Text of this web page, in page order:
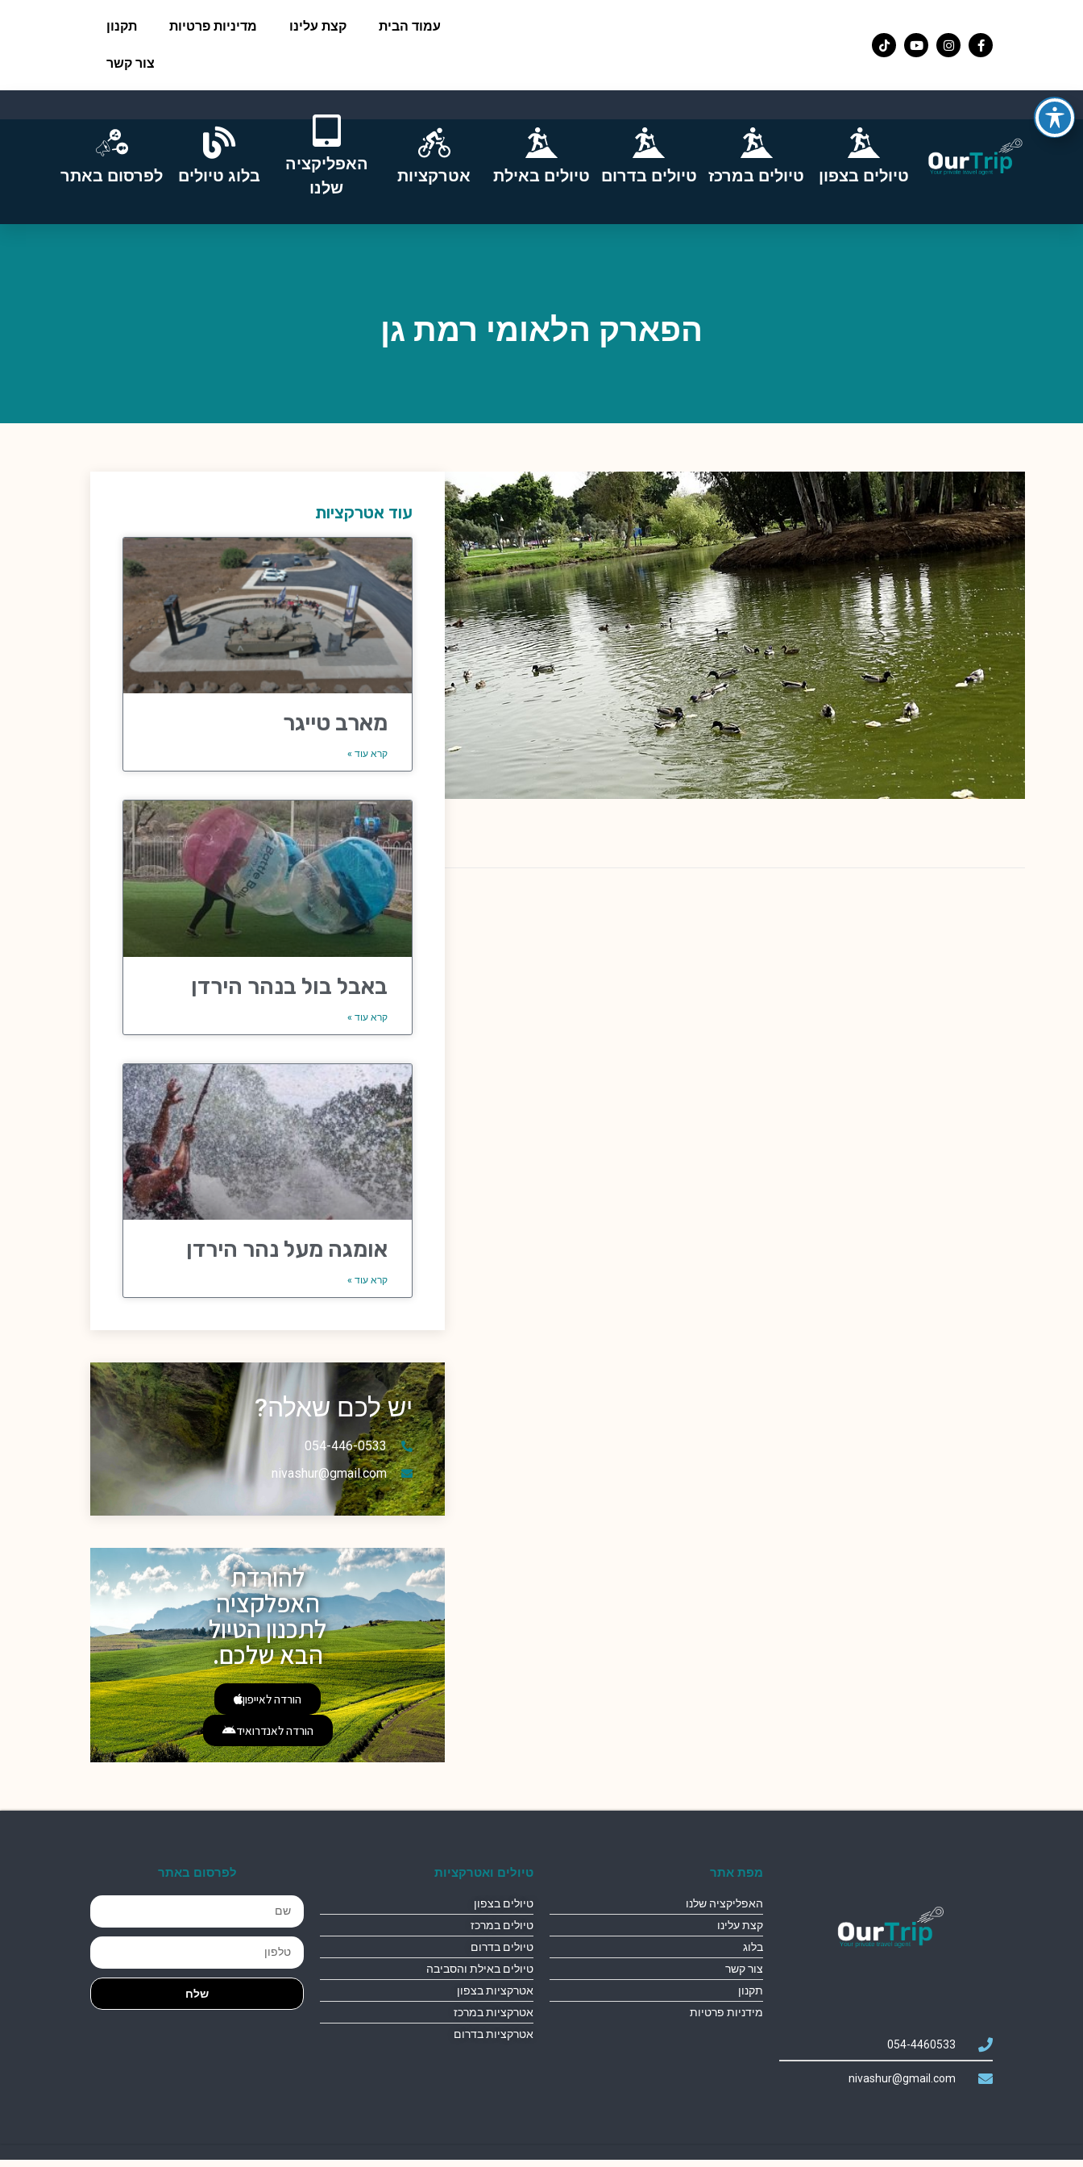
עמוד הבית קצת עלינו מדיניות פרטיות תקנון
צור קשר
טיולים בצפון טיולים במרכז טיולים בדרום טיולים באילת אטרקציות
האפליקציה
שלנו
בלוג טיולים לפרסום באתר
הפארק הלאומי רמת גן
עוד אטרקציות
מארב טייגר
קרא עוד »
באבל בול בנהר הירדן
קרא עוד »
אומגה מעל נהר הירדן
קרא עוד »
יש לכם שאלה?
054-446-0533
nivashur@gmail.com
להורדת
האפלקציה
לתכנון הטיול
הבא שלכם.
הורדה לאייפון
הורדה לאנדרואיד
054-4460533
nivashur@gmail.com
מפת אתר
האפליקציה שלנו
קצת עלינו
בלוג
צור קשר
תקנון
מידניות פרטיות
טיולים ואטרקציות
טיולים בצפון
טיולים במרכז
טיולים בדרום
טיולים באילת והסביבה
אטרקציות בצפון
אטרקציות במרכז
אטרקציות בדרום
לפרסום באתר
שלח